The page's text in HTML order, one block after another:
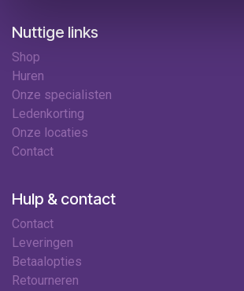
Nuttige links
Shop
Huren
Onze specialisten
Ledenkorting
Onze locaties
Contact
Hulp & contact
Contact
Leveringen
Betaalopties
Retourneren